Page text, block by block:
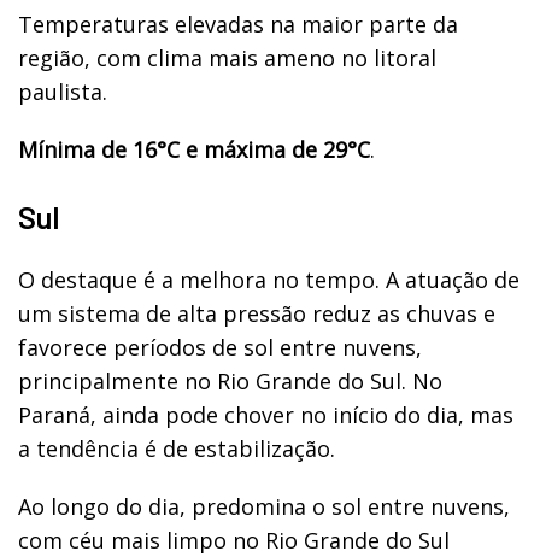
Temperaturas elevadas na maior parte da
região, com clima mais ameno no litoral
paulista.
Mínima de 16°C e máxima de 29°C.
Sul
O destaque é a melhora no tempo. A atuação de
um sistema de alta pressão reduz as chuvas e
favorece períodos de sol entre nuvens,
principalmente no Rio Grande do Sul. No
Paraná, ainda pode chover no início do dia, mas
a tendência é de estabilização.
Ao longo do dia, predomina o sol entre nuvens,
com céu mais limpo no Rio Grande do Sul